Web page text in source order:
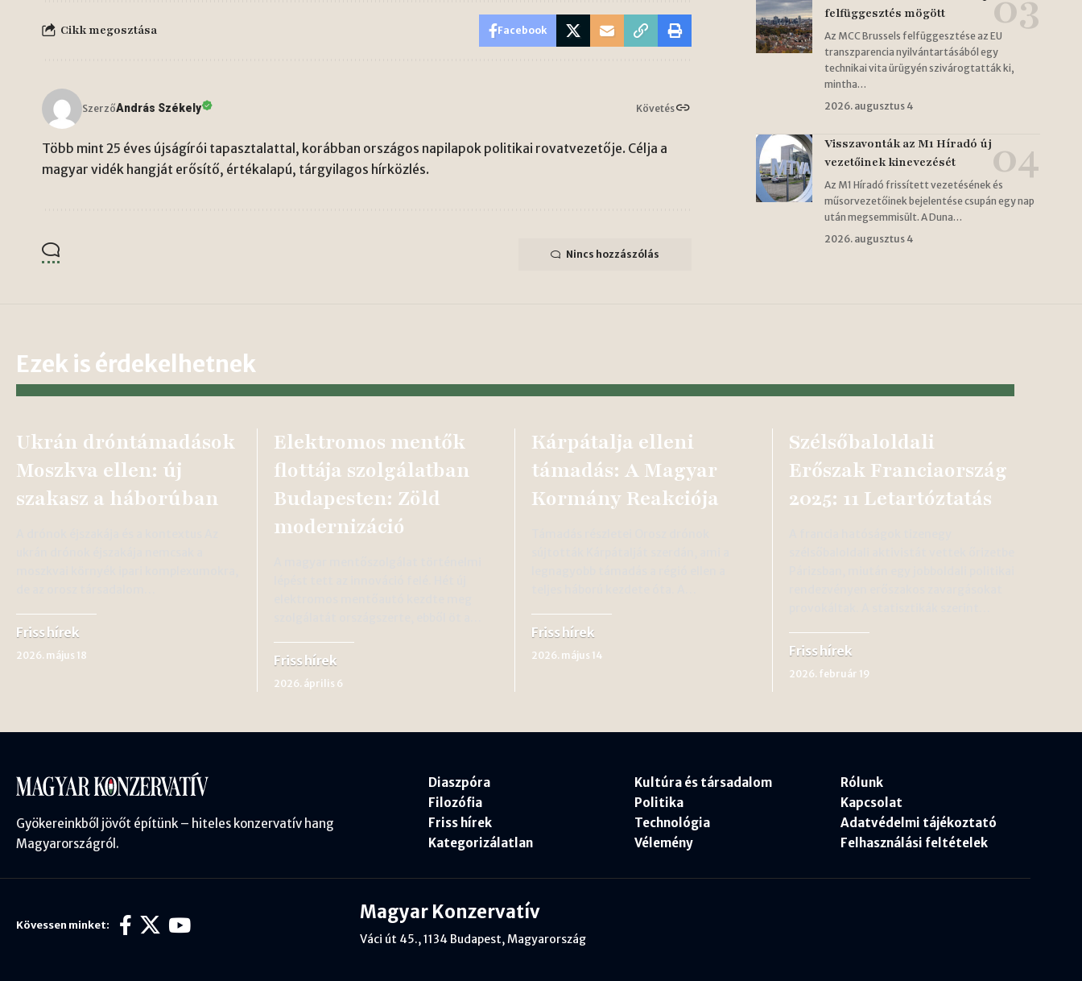
Cikk megosztása Facebook
SzerzőAndrás Székely Követés
Több mint 25 éves újságírói tapasztalattal, korábban országos napilapok politikai rovatvezetője. Célja a
magyar vidék hangját erősítő, értékalapú, tárgyilagos hírközlés.
Nincs hozzászólás
felfüggesztés mögött
Az MCC Brussels felfüggesztése az EU
transzparencia nyilvántartásából egy
technikai vita ürügyén szivárogtatták ki,
mintha…
2026. augusztus 4
Visszavonták az M1 Híradó új
vezetőinek kinevezését
Az M1 Híradó frissített vezetésének és
műsorvezetőinek bejelentése csupán egy nap
után megsemmisült. A Duna…
2026. augusztus 4
Ezek is érdekelhetnek
Ukrán dróntámadások
Moszkva ellen: új
szakasz a háborúban
Friss hírek
2026. május 18
Elektromos mentők
flottája szolgálatban
Budapesten: Zöld
modernizáció
Friss hírek
2026. április 6
Kárpátalja elleni
támadás: A Magyar
Kormány Reakciója
Friss hírek
2026. május 14
Szélsőbaloldali
Erőszak Franciaország
2025: 11 Letartóztatás
Friss hírek
2026. február 19
Gyökereinkből jövőt építünk – hiteles konzervatív hang
Magyarországról.
Diaszpóra
Filozófia
Friss hírek
Kategorizálatlan
Kultúra és társadalom
Politika
Technológia
Vélemény
Rólunk
Kapcsolat
Adatvédelmi tájékoztató
Felhasználási feltételek
Kövessen minket:
Magyar Konzervatív
Váci út 45., 1134 Budapest, Magyarország